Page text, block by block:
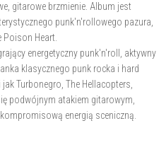
gitarowe brzmienie. Album jest
punk'n'rollowego pazura,
Poison Heart.
energetyczny punk'n'roll, aktywny
klasycznego punk rocka i hard
Turbonegro, The Hellacopters,
podwójnym atakiem gitarowym,
energią sceniczną.